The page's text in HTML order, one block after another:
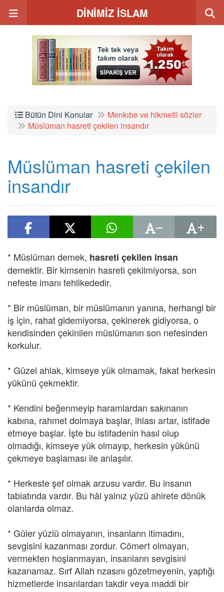
DİNİMİZ İSLAM
Bütün Dini Konular
Menkıbe ve hikmetli sözler
Müslüman hasreti çekilen insandır
Müslüman hasreti çekilen
insandır
* Müslüman demek, hasreti çekilen insan
demektir. Bir kimsenin hasreti çekilmiyorsa, son
nefeste imanı tehlikededir.
* Bir müslüman, bir müslümanın yanına, herhangi bir
iş için, rahat gidemiyorsa, çekinerek gidiyorsa, o
kendisinden çekinilen müslümanın son nefesinden
korkulur.
* Güzel ahlak, kimseye yük olmamak, fakat herkesin
yükünü çekmektir.
* Kendini beğenmeyip haramlardan sakınanın
kabına, rahmet dolmaya başlar, ihlası artar, istifade
etmeye başlar. İşte bu istifadenin hasıl olup
olmadığı, kimseye yük olmayıp, herkesin yükünü
çekmeye başlaması ile anlaşılır.
* Herkeste şef olmak arzusu vardır. Bu insanın
tabiatında vardır. Bu hâl yalnız yüzü ahirete dönük
olanlarda olmaz.
* Güler yüzlü olmayanın, insanların itimadını,
sevgisini kazanması zordur. Cömert olmayan,
vermekten hoşlanmayan, insanların sevgisini
kazanamaz. Sırf Allah rızasını gözetmeyenin, yaptığı
hizmetlerde insanlardan takdir veya maddi bir